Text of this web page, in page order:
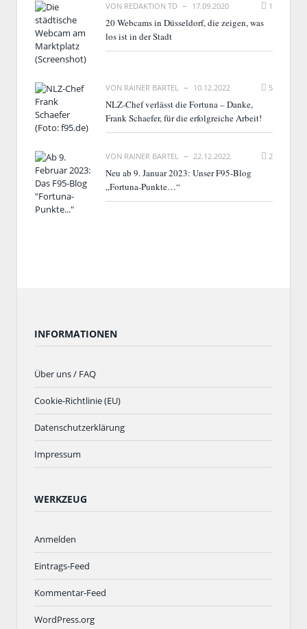
VON REDAKTION TD 17.09.2020 1
20 Webcams in Düsseldorf, die zeigen, was
los ist in der Stadt
VON RAINER BARTEL 10.12.2022 5
NLZ-Chef verlässt die Fortuna – Danke,
Frank Schaefer, für die erfolgreiche Arbeit!
VON RAINER BARTEL 22.12.2022 2
Neu ab 9. Januar 2023: Unser F95-Blog
„Fortuna-Punkte…“
INFORMATIONEN
Über uns / FAQ
Cookie-Richtlinie (EU)
Datenschutzerklärung
Impressum
WERKZEUG
Anmelden
Eintrags-Feed
Kommentar-Feed
WordPress.org